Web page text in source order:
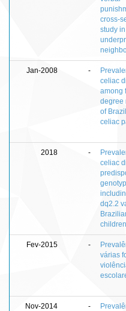
cross-
study in
Jan-2008 -
celiac
among
degree
of
celiac
2018 -
celiac
dq2.2
children
Fev-2015 -
várias
Nov-2014 -